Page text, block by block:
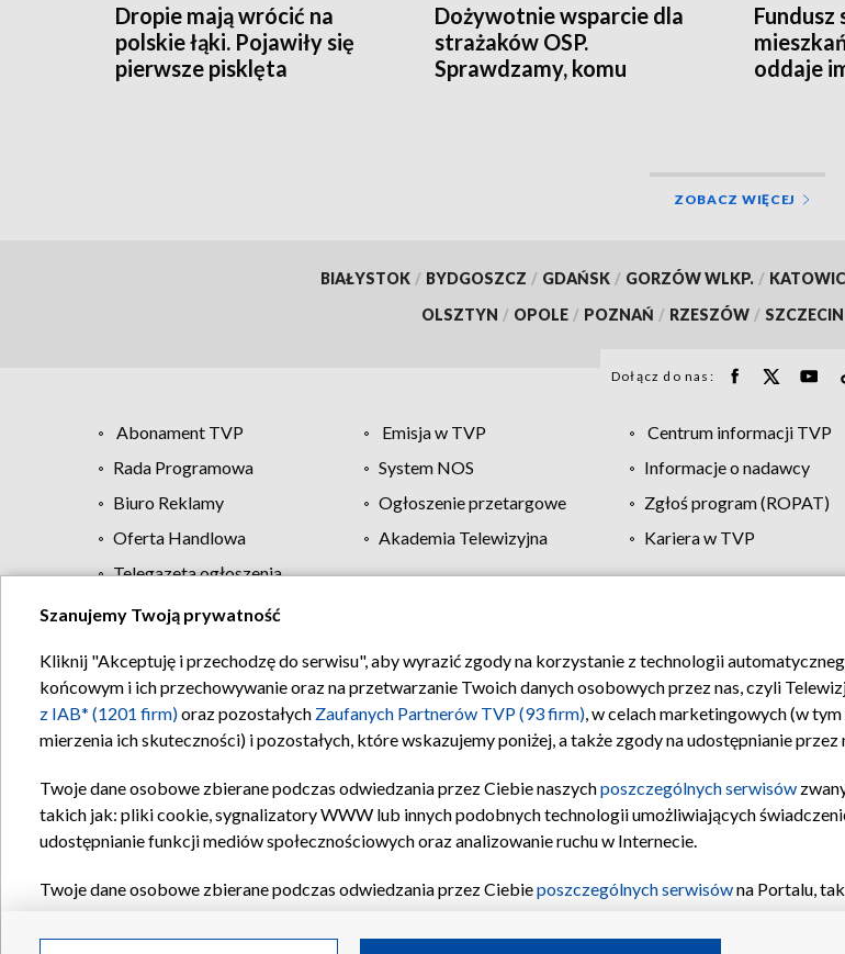
Dropie mają wrócić na
polskie łąki. Pojawiły się
pierwsze pisklęta
Dożywotnie wsparcie dla
strażaków OSP.
Sprawdzamy, komu
Fundusz
oddaje
ZOBACZ WIĘCEJ
BIAŁYSTOK / BYDGOSZCZ / GDAŃSK / GORZÓW WLKP. /
OLSZTYN / OPOLE / POZNAŃ / RZESZÓW / SZCZECIN
Dołącz do nas:
Abonament TVP Emisja w TVP Centrum informacji TVP
Rada Programowa
System NOS Informacje o nadawcy
Biuro Reklamy
Ogłoszenie przetargowe Zgłoś program (ROPAT)
Oferta Handlowa
Akademia Telewizyjna Kariera w TVP
Telegazeta ogłoszenia
Regulamin TVP Polityka prywatności Moje zgody
Szanujemy Twoją prywatność
Kliknij "Akceptuję i przechodzę do serwisu", aby wyrazić zgody na korzystanie z technologii
końcowym i ich przechowywanie oraz na przetwarzanie Twoich danych osobowych przez nas, czyli
z IAB* (1201 firm)oraz pozostałych Zaufanych Partnerów TVP (93 firm), w celach marketingowych (w
mierzenia ich skuteczności) i pozostałych, które wskazujemy poniżej, a także zgody na udostępnianie
Twoje dane osobowe zbierane podczas odwiedzania przez Ciebie naszychposzczególnych serwisów
takich jak: pliki cookie, sygnalizatory WWW lub innych podobnych technologii umożliwiających
udostępnianie funkcji mediów społecznościowych oraz analizowanie ruchu w Internecie.
Twoje dane osobowe zbierane podczas odwiedzania przez Ciebieposzczególnych serwisówna Portalu,
Partnerów TVPdla realizacji następujących celów i funkcji: przechowywania informacji na urządzeniu lub